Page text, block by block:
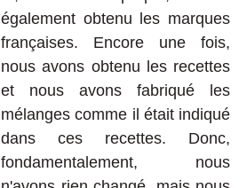
également obtenu les marques
françaises. Encore une fois,
nous avons obtenu les recettes
et nous avons fabriqué les
mélanges comme il était indiqué
dans ces recettes. Donc,
fondamentalement, nous